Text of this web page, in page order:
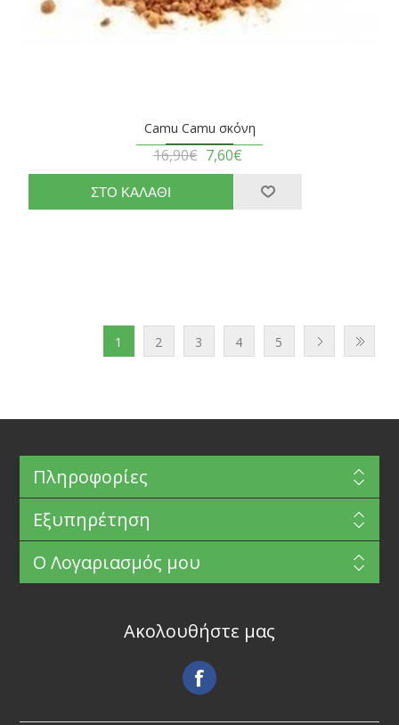
Camu Camu σκόνη
16,90€ 7,60€
1 2 3 4 5
Πληροφορίες
Εξυπηρέτηση
Ο Λογαριασμός μου
Ακολουθήστε μας